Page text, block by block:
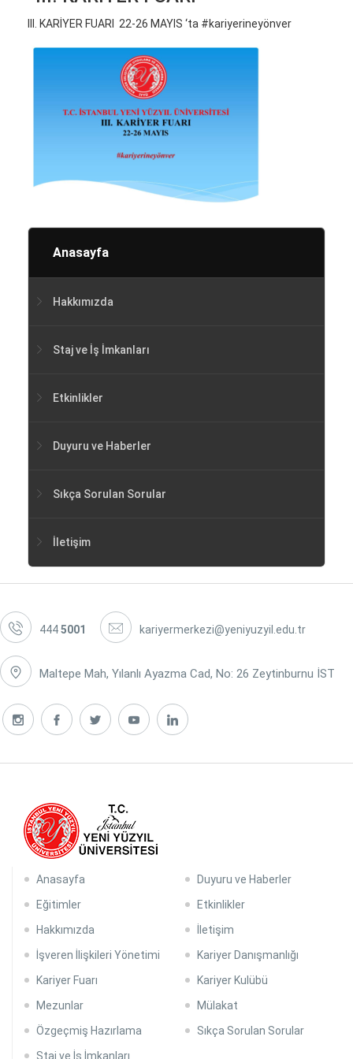
III. KARİYER FUARI 22-26 MAYIS ‘ta #kariyerineyönver
Anasayfa
Hakkımızda
Staj ve İş İmkanları
Etkinlikler
Duyuru ve Haberler
Sıkça Sorulan Sorular
İletişim
4445001 kariyermerkezi@yeniyuzyil.edu.tr
Maltepe Mah, Yılanlı Ayazma Cad, No: 26 Zeytinburnu İST
Anasayfa
Duyuru ve Haberler
Eğitimler
Etkinlikler
Hakkımızda
İletişim
İşveren İlişkileri Yönetimi
Kariyer Danışmanlığı
Kariyer Fuarı
Kariyer Kulübü
Mezunlar
Mülakat
Özgeçmiş Hazırlama
Sıkça Sorulan Sorular
Staj ve İş İmkanları